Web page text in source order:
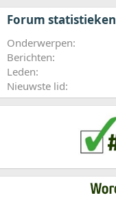
Forum statistieken
Onderwerpen
Berichten
Leden
Nieuwste lid